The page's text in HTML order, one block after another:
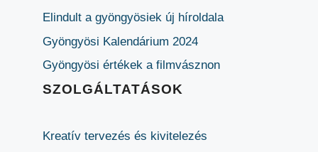
Elindult a gyöngyösiek új híroldala
Gyöngyösi Kalendárium 2024
Gyöngyösi értékek a filmvásznon
SZOLGÁLTATÁSOK
Kreatív tervezés és kivitelezés